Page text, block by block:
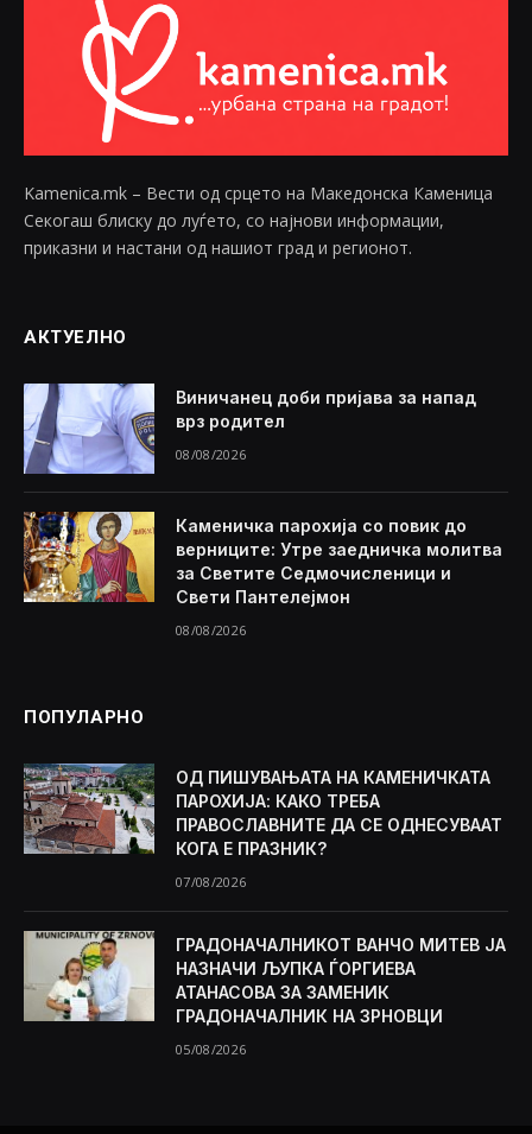
Kamenica.mk – Вести од срцето на Македонска Каменица
Секогаш блиску до луѓето, со најнови информации,
приказни и настани од нашиот град и регионот.
АКТУЕЛНО
Виничанец доби пријава за напад
врз родител
08/08/2026
Каменичка парохија со повик до
верниците: Утре заедничка молитва
за Светите Седмочисленици и
Свети Пантелејмон
08/08/2026
ПОПУЛАРНО
ОД ПИШУВАЊАТА НА КАМЕНИЧКАТА
ПАРОХИЈА: КАКО ТРЕБА
ПРАВОСЛАВНИТЕ ДА СЕ ОДНЕСУВААТ
КОГА Е ПРАЗНИК?
07/08/2026
ГРАДОНАЧАЛНИКОТ ВАНЧО МИТЕВ ЈА
НАЗНАЧИ ЉУПКА ЃОРГИЕВА
АТАНАСОВА ЗА ЗАМЕНИК
ГРАДОНАЧАЛНИК НА ЗРНОВЦИ
05/08/2026